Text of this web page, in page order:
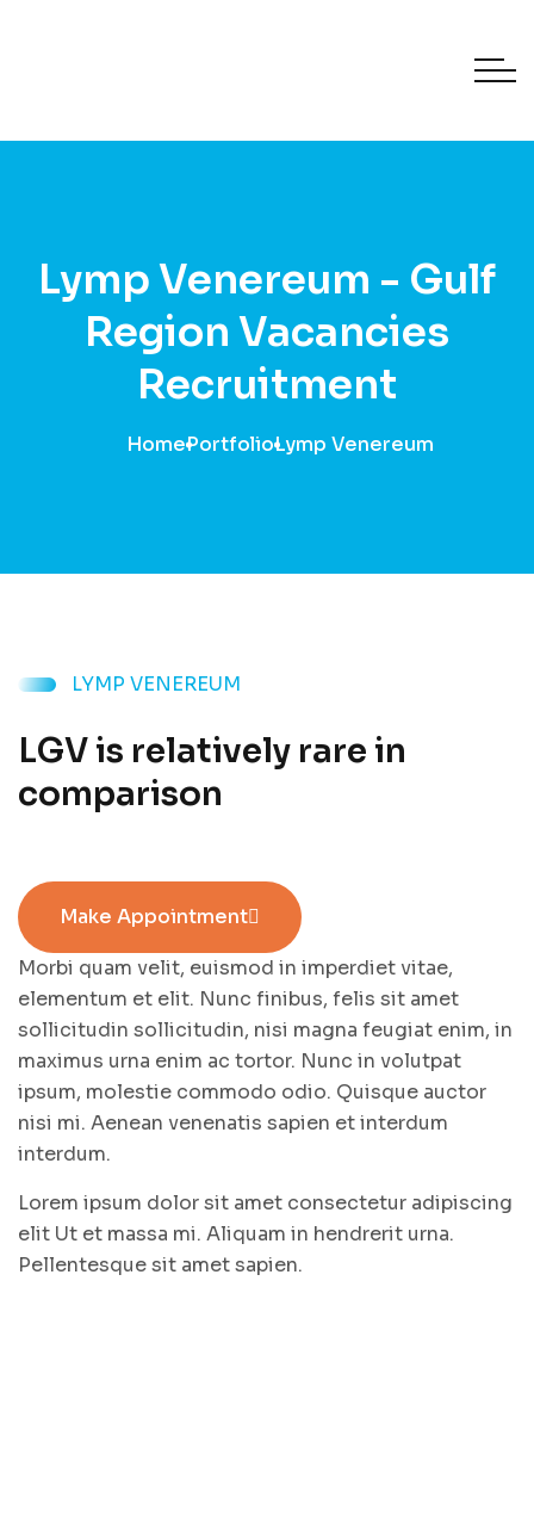
Lymp Venereum - Gulf
Region Vacancies
Recruitment
HomePortfolioLymp Venereum
LYMP VENEREUM
LGV is relatively rare in
comparison
Make Appointment
Morbi quam velit, euismod in imperdiet vitae,
elementum et elit. Nunc finibus, felis sit amet
sollicitudin sollicitudin, nisi magna feugiat enim, in
maximus urna enim ac tortor. Nunc in volutpat
ipsum, molestie commodo odio. Quisque auctor
nisi mi. Aenean venenatis sapien et interdum
interdum.
Lorem ipsum dolor sit amet consectetur adipiscing
elit Ut et massa mi. Aliquam in hendrerit urna.
Pellentesque sit amet sapien.